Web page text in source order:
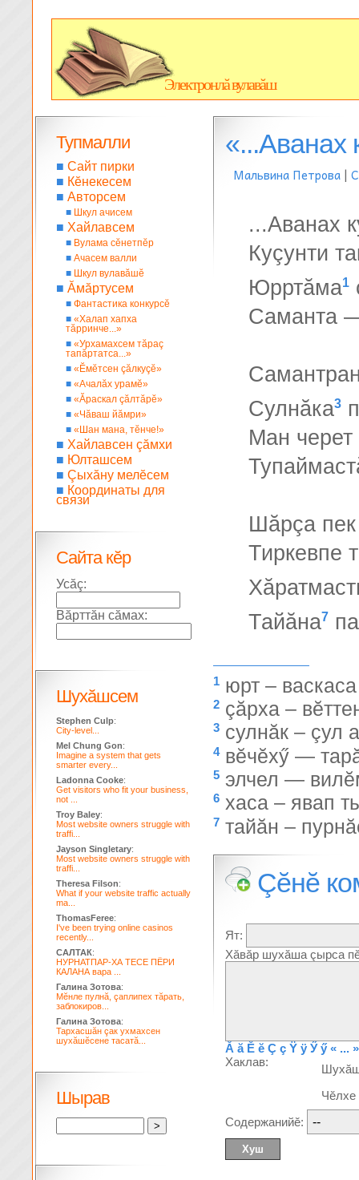
Электронлă вулавăш
«...Аванах
Мальвина Петрова |
...Аванах
Куçунти
Юрртăма1
Саманта
Сулнăка3
Ман
Шăрçа пек
Тиркевпе
Тайăна7
1 юрт –
2 çăрха –
3 сулнăк – çул
4вĕчĕхӳ —
5 элчел —
6 хаса – явап
7 тайăн –
Çĕнĕ
Ят:
Хăвăр шухăша çырса
Ă ă Ĕ ĕ Ç ç Ÿ ÿ Ӳ ӳ « ... »
Хаклав:
Содержанийĕ:
Тупмалли
■ Сайт пирки
■ Кĕнекесем
■ Авторсем
■ Шкул ачисем
■ Хайлавсем
■ Вулама сĕнетпĕр
■ Ачасем валли
■ Шкул вулавăшĕ
■ Ăмăртусем
■ Фантастика конкурсĕ
■ «Халап хапха
тăрринче...»
■ «Урхамахсем тăраç
тапăртатса...»
■ «Ĕмĕтсен çăлкуçĕ»
■ «Ачалăх урамĕ»
■ «Ăраскал çăлтăрĕ»
■ «Чăваш йăмри»
■ «Шан мана, тĕнче!»
■ Хайлавсен çăмхи
■ Юлташсем
■ Çыхăну мелĕсем
■ Координаты для
связи
Сайта кĕр
Усăç:
Вăрттăн сăмах:
Шухăшсем
Stephen Culp:
City-level...
Mel Chung Gon:
Imagine a system that gets
smarter every...
Ladonna Cooke:
Get visitors who fit your business,
not ...
Troy Baley:
Most website owners struggle with
traffi...
Jayson Singletary:
Most website owners struggle with
traffi...
Theresa Filson:
What if your website traffic actually
ma...
ThomasFeree:
I've been trying online casinos
recently...
САЛТАК:
НУРНАТПАР-ХА ТЕСЕ ПЁРИ
КАЛАНА вара ...
Галина Зотова:
Мĕнле пулнă, çаплипех тăрать,
заблокиров...
Галина Зотова:
Тархасшăн çак ухмахсен
шухăшĕсене тасатă...
Шырав